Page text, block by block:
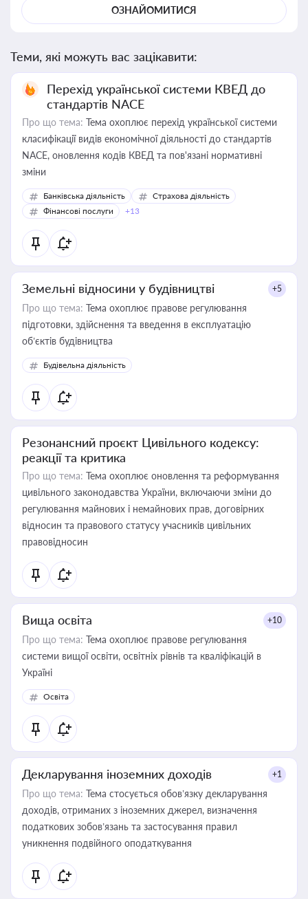
ОЗНАЙОМИТИСЯ
Теми, які можуть вас зацікавити:
Перехід української системи КВЕД до
стандартів NACE
Про що тема: Тема охоплює перехід української системи
класифікації видів економічної діяльності до стандартів
NACE, оновлення кодів КВЕД та пов'язані нормативні
зміни
Банківська діяльність
Страхова діяльність
Фінансові послуги
+13
Земельні відносини у будівництві +5
Про що тема: Тема охоплює правове регулювання
підготовки, здійснення та введення в експлуатацію
об’єктів будівництва
Будівельна діяльність
Резонансний проєкт Цивільного кодексу:
реакції та критика
Про що тема: Тема охоплює оновлення та реформування
цивільного законодавства України, включаючи зміни до
регулювання майнових і немайнових прав, договірних
відносин та правового статусу учасників цивільних
правовідносин
Вища освіта +10
Про що тема: Тема охоплює правове регулювання
системи вищої освіти, освітніх рівнів та кваліфікацій в
Україні
Освіта
Декларування іноземних доходів +1
Про що тема: Тема стосується обов’язку декларування
доходів, отриманих з іноземних джерел, визначення
податкових зобов’язань та застосування правил
уникнення подвійного оподаткування